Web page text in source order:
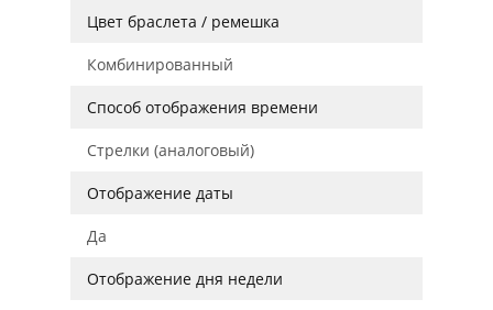
Цвет браслета / ремешка
Комбинированный
Способ отображения времени
Стрелки (аналоговый)
Отображение даты
Да
Отображение дня недели